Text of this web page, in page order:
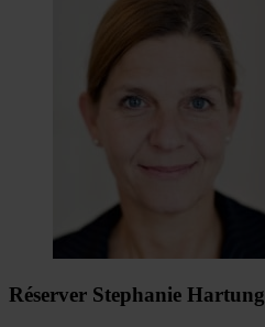
Réserver Stephanie Hartung